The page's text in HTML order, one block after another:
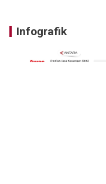
Infografik